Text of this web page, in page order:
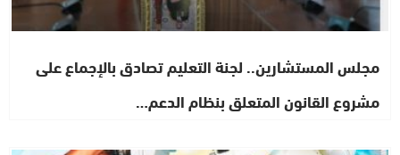
مجلس المستشارين.. لجنة التعليم تصادق بالإجماع على
مشروع القانون المتعلق بنظام الدعم…